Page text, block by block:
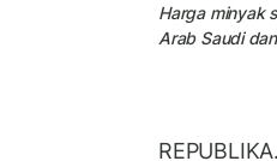
Harga minyak
Arab Saudi